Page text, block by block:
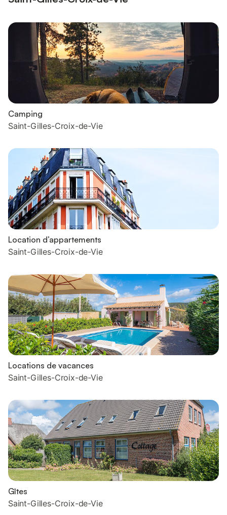
Camping
Saint-Gilles-Croix-de-Vie
Location d’appartements
Saint-Gilles-Croix-de-Vie
Locations de vacances
Saint-Gilles-Croix-de-Vie
Gîtes
Saint-Gilles-Croix-de-Vie